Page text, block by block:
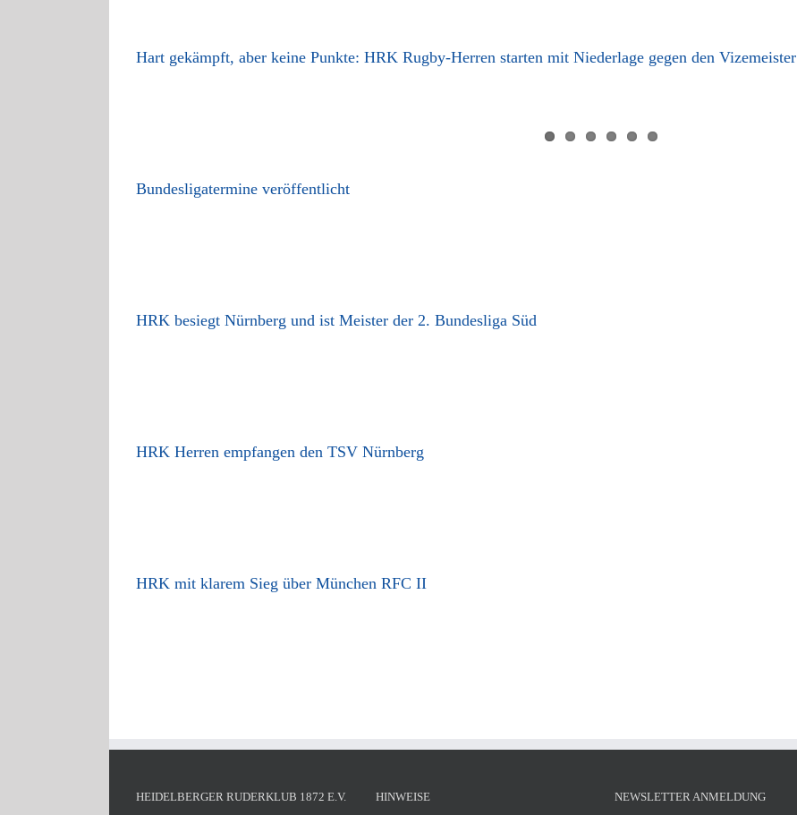
Hart gekämpft, aber keine Punkte: HRK Rugby-Herren starten mit Niederlage gegen den Vizemeister
Bundesligatermine veröffentlicht
HRK besiegt Nürnberg und ist Meister der 2. Bundesliga Süd
HRK Herren empfangen den TSV Nürnberg
HRK mit klarem Sieg über München RFC II
HEIDELBERGER RUDERKLUB 1872 E.V. HINWEISE NEWSLETTER ANMELDUNG